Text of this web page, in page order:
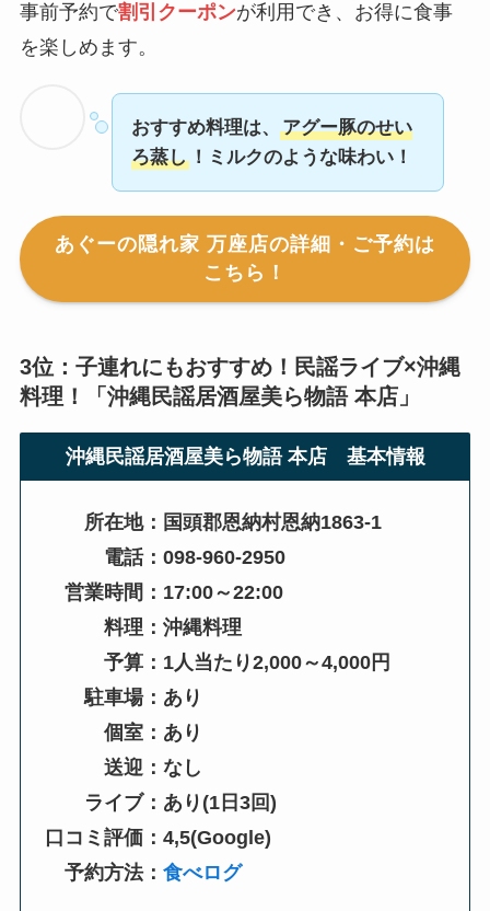
事前予約で割引クーポンが利用でき、お得に食事
を楽しめます。
おすすめ料理は、
アグー豚のせい
ろ蒸し！ミルクのような味わい！
あぐーの隠れ家 万座店の詳細・ご予約は
こちら！
3位：子連れにもおすすめ！民謡ライブ×沖縄
料理！「沖縄民謡居酒屋美ら物語 本店」
沖縄民謡居酒屋美ら物語 本店 基本情報
所在地：国頭郡恩納村恩納1863-1
電話：098-960-2950
営業時間：17:00～22:00
料理：沖縄料理
予算：1人当たり2,000～4,000円
駐車場：あり
個室：あり
送迎：なし
ライブ：あり (1日3回)
口コミ評価：4,5(Google)
予約方法：食べログ